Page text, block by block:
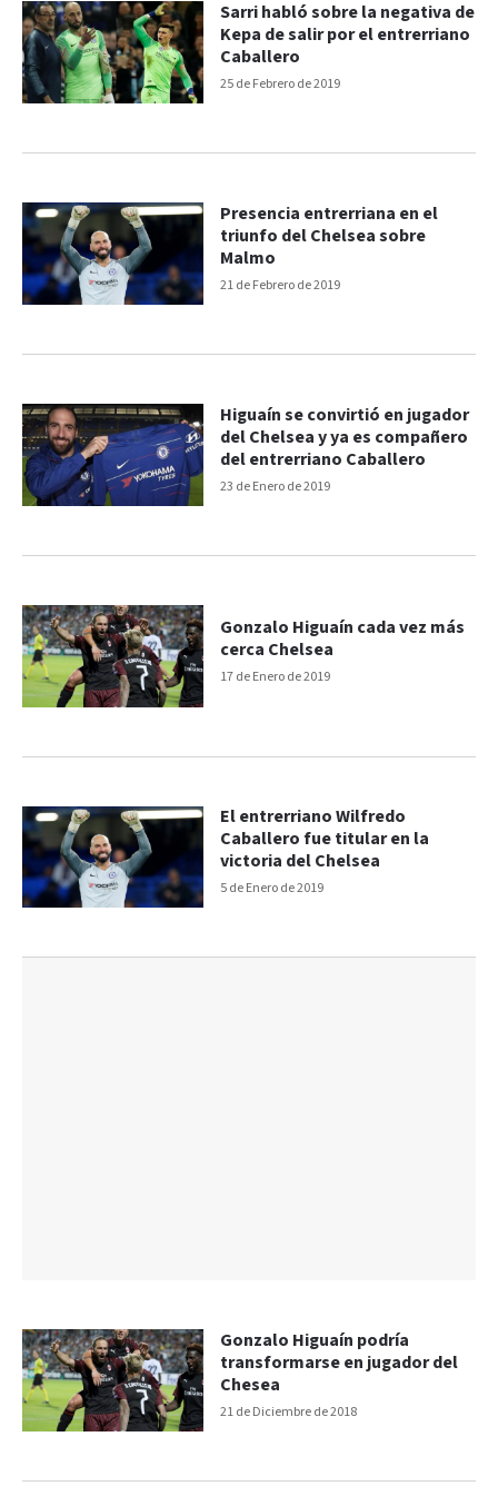
25 de Febrero de 2019
Sarri habló sobre la negativa de
Kepa de salir por el entrerriano
Caballero
21 de Febrero de 2019
Presencia entrerriana en el
triunfo del Chelsea sobre
Malmo
23 de Enero de 2019
Higuaín se convirtió en jugador
del Chelsea y ya es compañero
del entrerriano Caballero
17 de Enero de 2019
Gonzalo Higuaín cada vez más
cerca Chelsea
5 de Enero de 2019
El entrerriano Wilfredo
Caballero fue titular en la
victoria del Chelsea
21 de Diciembre de 2018
Gonzalo Higuaín podría
transformarse en jugador del
Chesea